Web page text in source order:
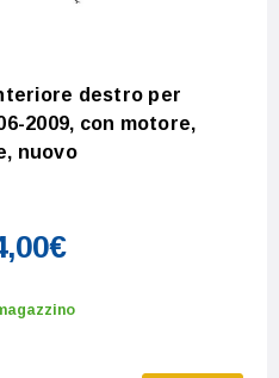
destro per
2009, con motore,
nuovo